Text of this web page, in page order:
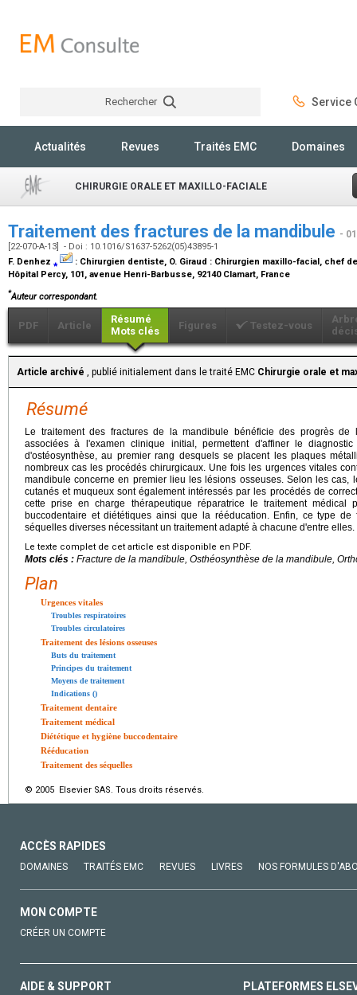
Rechercher Service
Actualités Revues Traités EMC Domaines
CHIRURGIE ORALE ET MAXILLO-FACIALE
Traitement des fractures de la mandibule -
[22-070-A-13] - Doi : 10.1016/S1637-5262(05)43895-1
F. Denhez ⁎ : Chirurgien dentiste, O. Giraud : Chirurgien maxillo-facial, chef
Hôpital Percy, 101, avenue Henri-Barbusse, 92140 Clamart, France
*Auteur correspondant.
PDF Article
Résumé
Mots clés
Figures Testez-vous
Article archivé , publié initialement dans le traité EMC Chirurgie orale et
Résumé
Le traitement des fractures de la mandibule bénéficie des progrès de
associées à l'examen clinique initial, permettent d'affiner le
d'ostéosynthèse, au premier rang desquels se placent les plaques
nombreux cas les procédés chirurgicaux. Une fois les urgences vitales
mandibule concerne en premier lieu les lésions osseuses. Selon les cas,
cutanés et muqueux sont également intéressés par les procédés de
cette prise en charge thérapeutique réparatrice le traitement médical
buccodentaire et diététiques ainsi que la rééducation. Enfin, ce type de
séquelles diverses nécessitant un traitement adapté à chacune d'entre elles.
Le texte complet de cet article est disponible en PDF.
Mots clés : Fracture de la mandibule, Osthéosynthèse de la mandibule,
Plan
Urgences vitales
Troubles respiratoires
Troubles circulatoires
Traitement des lésions osseuses
Buts du traitement
Principes du traitement
Moyens de traitement
Indications ()
Traitement dentaire
Traitement médical
Diététique et hygiène buccodentaire
Rééducation
Traitement des séquelles
© 2005 Elsevier SAS. Tous droits réservés.
ACCÈS RAPIDES
DOMAINES TRAITÉS EMC REVUES LIVRES NOS FORMULES
MON COMPTE
CRÉER UN COMPTE
AIDE & SUPPORT PLATEFORMES